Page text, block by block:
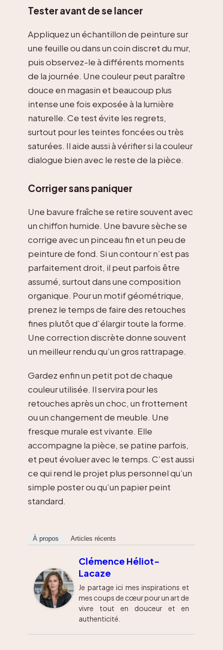
Tester avant de se lancer
Appliquez un échantillon de peinture sur
une feuille ou dans un coin discret du mur,
puis observez-le à différents moments
de la journée. Une couleur peut paraître
douce en magasin et beaucoup plus
intense une fois exposée à la lumière
naturelle. Ce test évite les regrets,
surtout pour les teintes foncées ou très
saturées. Il aide aussi à vérifier si la couleur
dialogue bien avec le reste de la pièce.
Corriger sans paniquer
Une bavure fraîche se retire souvent avec
un chiffon humide. Une bavure sèche se
corrige avec un pinceau fin et un peu de
peinture de fond. Si un contour n’est pas
parfaitement droit, il peut parfois être
assumé, surtout dans une composition
organique. Pour un motif géométrique,
prenez le temps de faire des retouches
fines plutôt que d’élargir toute la forme.
Une correction discrète donne souvent
un meilleur rendu qu’un gros rattrapage.
Gardez enfin un petit pot de chaque
couleur utilisée. Il servira pour les
retouches après un choc, un frottement
ou un changement de meuble. Une
fresque murale est vivante. Elle
accompagne la pièce, se patine parfois,
et peut évoluer avec le temps. C’est aussi
ce qui rend le projet plus personnel qu’un
simple poster ou qu’un papier peint
standard.
À propos Articles récents
Clémence Héliot-
Lacaze
Je partage ici mes inspirations et
mes coups de cœur pour un art de
vivre tout en douceur et en
authenticité.